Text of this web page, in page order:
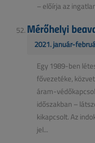
– előírja az
Mérőhelyi
2021. január-
Egy 1989-ben
fővezetéke,
áram-
időszakban –
kikapcsolt. Az
jel...